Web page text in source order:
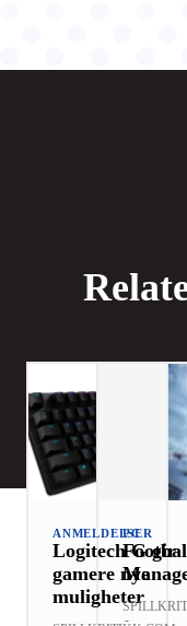
ANMELDELSER
Logitech G gir
gamere nye
muligheter
PC
-